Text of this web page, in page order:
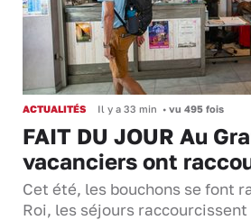
ACTUALITÉS Il y a 33 min • vu 495 fois
FAIT DU JOUR Au
vacanciers ont
Cet été, les bouchons se font
Roi, les séjours